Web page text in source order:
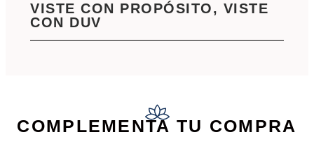
VISTE CON PROPÓSITO, VISTE
CON DUV
COMPLEMENTA TU COMPRA